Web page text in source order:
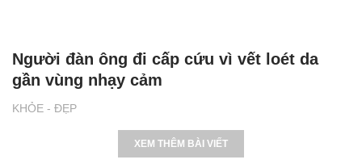
KHỎE - ĐẸP
Người đàn ông đi cấp cứu vì vết loét da
gần vùng nhạy cảm
XEM THÊM BÀI VIẾT